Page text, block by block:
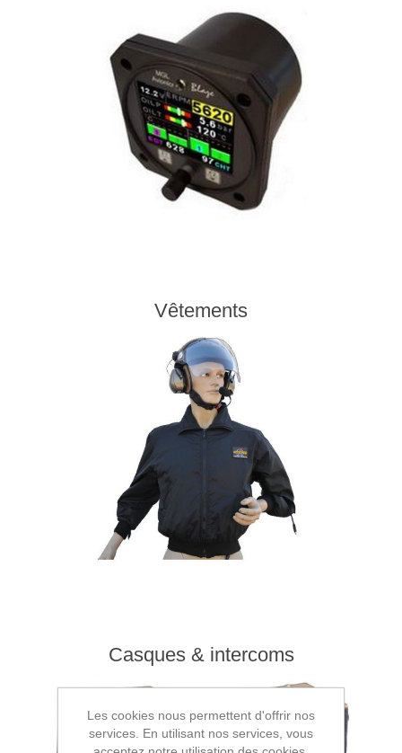
Vêtements
Casques & intercoms
Les cookies nous permettent d'offrir nos
services. En utilisant nos services, vous